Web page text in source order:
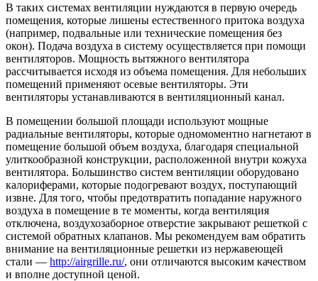
В таких системах вентиляции нуждаются в первую очередь
помещения, которые лишены естественного притока воздуха
(например, подвальные или технические помещения без
окон). Подача воздуха в систему осуществляется при помощи
вентиляторов. Мощность вытяжного вентилятора
рассчитывается исходя из объема помещения. Для небольших
помещений применяют осевые вентиляторы. Эти
вентиляторы устанавливаются в вентиляционный канал.
В помещении большой площади используют мощные
радиальные вентиляторы, которые одномоментно нагнетают в
помещение большой объем воздуха, благодаря специальной
улиткообразной конструкции, расположенной внутри кожуха
вентилятора. Большинство систем вентиляции оборудовано
калориферами, которые подогревают воздух, поступающий
извне. Для того, чтобы предотвратить попадание наружного
воздуха в помещение в те моменты, когда вентиляция
отключена, воздухозаборное отверстие закрывают решеткой с
системой обратных клапанов. Мы рекомендуем вам обратить
внимание на вентиляционные решетки из нержавеющей
стали — http://airgrille.ru/, они отличаются высоким качеством
и вполне доступной ценой.